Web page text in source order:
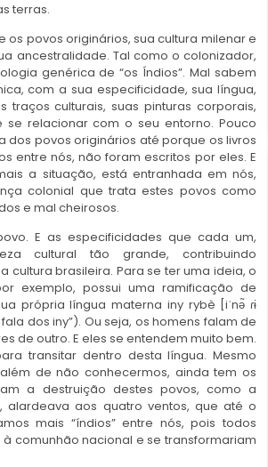
terras.
os povos originários, sua cultura milenar e
ancestralidade. Tal como o colonizador,
genérica de “os Índios”. Mal sabem
com a sua especificidade, sua língua,
traços culturais, suas pinturas corporais,
relacionar com o seu entorno. Pouco
dos povos originários até porque os livros
entre nós, não foram escritos por eles. E
a situação, está entranhada em nós,
colonial que trata estes povos como
e mal cheirosos.
E as especificidades que cada um,
cultural tão grande, contribuindo
cultura brasileira. Para se ter uma ideia, o
exemplo, possui uma ramificação de
própria língua materna iny rybè [iˈnə̃ ɾɨ
fala dos iny”). Ou seja, os homens falam de
de outro. E eles se entendem muito bem.
transitar dentro desta língua. Mesmo
de não conhecermos, ainda tem os
a destruição destes povos, como a
alardeava aos quatro ventos, que até o
mais “índios” entre nós, pois todos
comunhão nacional e se transformariam